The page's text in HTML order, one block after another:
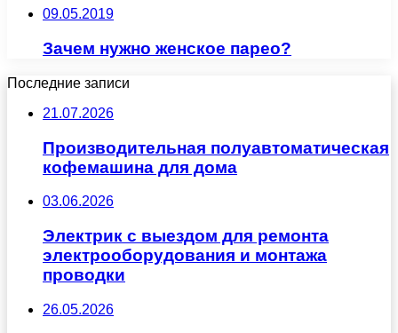
09.05.2019
Зачем нужно женское парео?
Последние записи
21.07.2026
Производительная полуавтоматическая
кофемашина для дома
03.06.2026
Электрик с выездом для ремонта
электрооборудования и монтажа
проводки
26.05.2026